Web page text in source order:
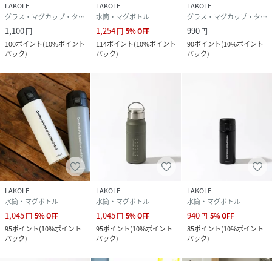
LAKOLE
グラス・マグカップ・タンブラー
1,100円
100ポイント(10%ポイント
バック)
LAKOLE
水筒・マグボトル
1,254円 5%OFF
114ポイント(10%ポイント
バック)
LAKOLE
グラス・マグカップ・タンブラー
990円
90ポイント(10%ポイント
バック)
LAKOLE
水筒・マグボトル
1,045円 5%OFF
95ポイント(10%ポイント
バック)
LAKOLE
水筒・マグボトル
1,045円 5%OFF
95ポイント(10%ポイント
バック)
LAKOLE
水筒・マグボトル
940円 5%OFF
85ポイント(10%ポイント
バック)